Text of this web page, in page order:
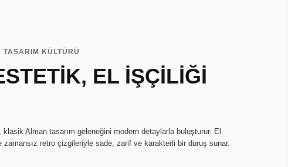
KÜLTÜRÜ
EL İŞÇİLİĞİ
Alman tasarım geleneğini modern detaylarla buluşturur. El
retro çizgileriyle sade, zarif ve karakterli bir duruş sunar.